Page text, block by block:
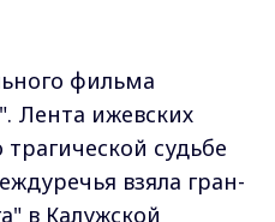
фильма
Лента ижевских
судьбе
взяла гран-
в Калужской